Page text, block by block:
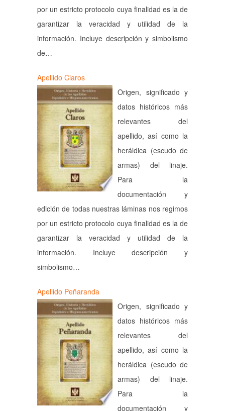
por un estricto protocolo cuya finalidad es la de
garantizar la veracidad y utilidad de la
información. Incluye descripción y simbolismo
de…
Apellido Claros
Origen, significado y
datos históricos más
relevantes del
apellido, así como la
heráldica (escudo de
armas) del linaje.
Para la
documentación y
edición de todas nuestras láminas nos regimos
por un estricto protocolo cuya finalidad es la de
garantizar la veracidad y utilidad de la
información. Incluye descripción y
simbolismo…
Apellido Peñaranda
Origen, significado y
datos históricos más
relevantes del
apellido, así como la
heráldica (escudo de
armas) del linaje.
Para la
documentación y